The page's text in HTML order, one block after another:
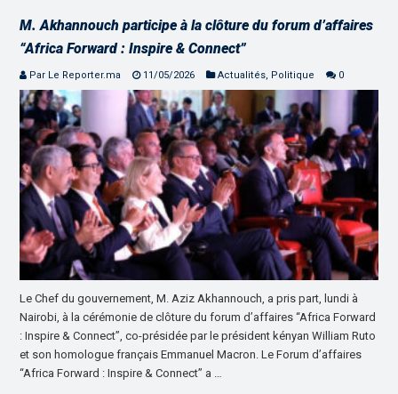
M. Akhannouch participe à la clôture du forum d’affaires
“Africa Forward : Inspire & Connect”
Par Le Reporter.ma 11/05/2026 Actualités Politique 0
Le Chef du gouvernement, M. Aziz Akhannouch, a pris part, lundi à
Nairobi, à la cérémonie de clôture du forum d’affaires “Africa Forward
: Inspire & Connect”, co-présidée par le président kényan William Ruto
et son homologue français Emmanuel Macron. Le Forum d’affaires
“Africa Forward : Inspire & Connect” a …